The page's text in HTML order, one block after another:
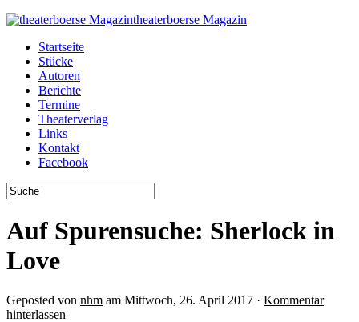
theaterboerse Magazin
Startseite
Stücke
Autoren
Berichte
Termine
Theaterverlag
Links
Kontakt
Facebook
Auf Spurensuche: Sherlock in
Love
Geposted von nhm am Mittwoch, 26. April 2017 · Kommentar
hinterlassen